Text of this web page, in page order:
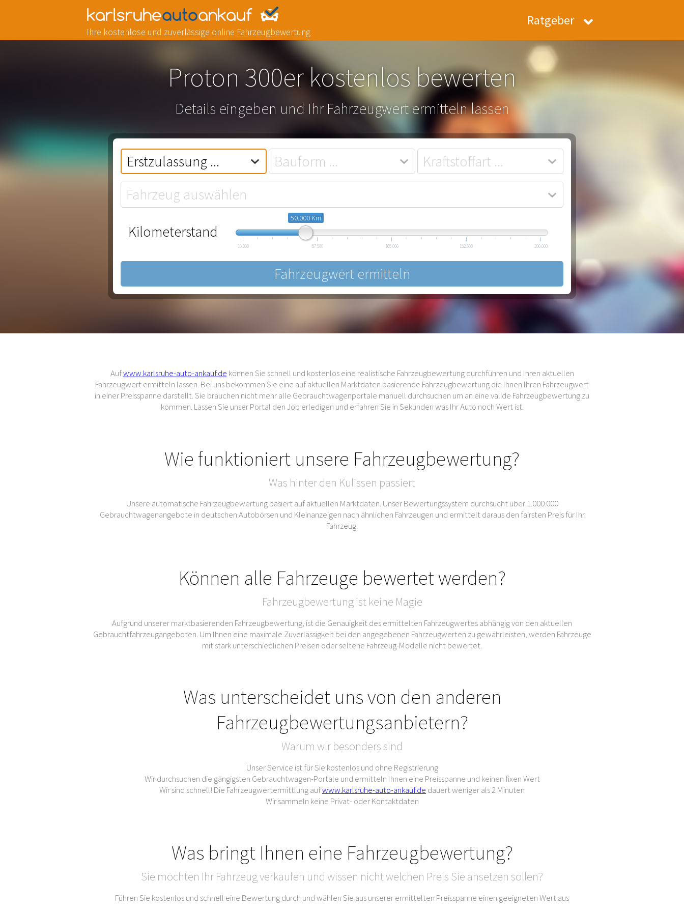
Ihre kostenlose und zuverlässige online Fahrzeugbewertung
Ratgeber
Proton 300er kostenlos bewerten
Details eingeben und Ihr Fahrzeugwert ermitteln lassen
Kilometerstand
50.000 Km
10.000 57.500 105.000 152.500 200.000
Aufwww.karlsruhe-auto-ankauf.de können Sie schnell und kostenlos eine realistische Fahrzeugbewertung durchführen und Ihren aktuellen
Fahrzeugwert ermitteln lassen. Bei uns bekommen Sie eine auf aktuellen Marktdaten basierende Fahrzeugbewertung die Ihnen Ihren Fahrzeugwert
in einer Preisspanne darstellt. Sie brauchen nicht mehr alle Gebrauchtwagenportale manuell durchsuchen um an eine valide Fahrzeugbewertung zu
kommen. Lassen Sie unser Portal den Job erledigen und erfahren Sie in Sekunden was Ihr Auto noch Wert ist.
Wie funktioniert unsere Fahrzeugbewertung?
Was hinter den Kulissen passiert
Unsere automatische Fahrzeugbewertung basiert auf aktuellen Marktdaten. Unser Bewertungssystem durchsucht über 1.000.000
Gebrauchtwagenangebote in deutschen Autobörsen und Kleinanzeigen nach ähnlichen Fahrzeugen und ermittelt daraus den fairsten Preis für Ihr
Fahrzeug.
Können alle Fahrzeuge bewertet werden?
Fahrzeugbewertung ist keine Magie
Aufgrund unserer marktbasierenden Fahrzeugbewertung, ist die Genauigkeit des ermittelten Fahrzeugwertes abhängig von den aktuellen
Gebrauchtfahrzeugangeboten. Um Ihnen eine maximale Zuverlässigkeit bei den angegebenen Fahrzeugwerten zu gewährleisten, werden Fahrzeuge
mit stark unterschiedlichen Preisen oder seltene Fahrzeug-Modelle nicht bewertet.
Was unterscheidet uns von den anderen
Fahrzeugbewertungsanbietern?
Warum wir besonders sind
Unser Service ist für Sie kostenlos und ohne Registrierung
Wir durchsuchen die gängigsten Gebrauchtwagen-Portale und ermitteln Ihnen eine Preisspanne und keinen fixen Wert
Wir sind schnell! Die Fahrzeugwertermittlung aufwww.karlsruhe-auto-ankauf.de dauert weniger als 2 Minuten
Wir sammeln keine Privat- oder Kontaktdaten
Was bringt Ihnen eine Fahrzeugbewertung?
Sie möchten Ihr Fahrzeug verkaufen und wissen nicht welchen Preis Sie ansetzen sollen?
Führen Sie kostenlos und schnell eine Bewertung durch und wählen Sie aus unserer ermittelten Preisspanne einen geeigneten Wert aus